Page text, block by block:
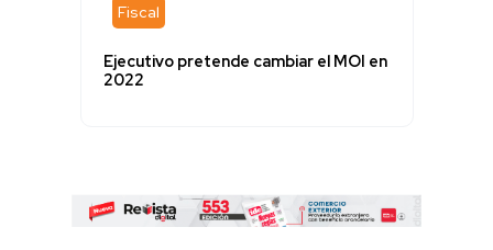
Fiscal
Ejecutivo pretende cambiar el MOI en
2022